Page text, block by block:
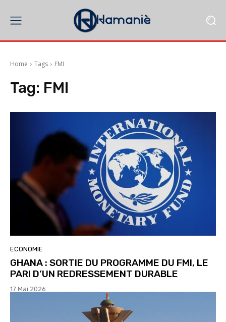
Home Tags FMI
Tag: FMI
ECONOMIE
GHANA : SORTIE DU PROGRAMME DU FMI, LE
PARI D’UN REDRESSEMENT DURABLE
17 Mai 2026